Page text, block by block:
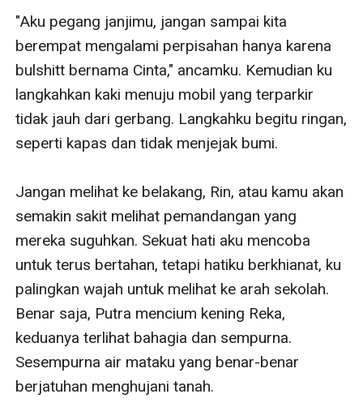
"Aku pegang janjimu, jangan sampai kita
berempat mengalami perpisahan hanya karena
bulshitt bernama Cinta," ancamku. Kemudian ku
langkahkan kaki menuju mobil yang terparkir
tidak jauh dari gerbang. Langkahku begitu ringan,
seperti kapas dan tidak menjejak bumi.
Jangan melihat ke belakang, Rin, atau kamu akan
semakin sakit melihat pemandangan yang
mereka suguhkan. Sekuat hati aku mencoba
untuk terus bertahan, tetapi hatiku berkhianat, ku
palingkan wajah untuk melihat ke arah sekolah.
Benar saja, Putra mencium kening Reka,
keduanya terlihat bahagia dan sempurna.
Sesempurna air mataku yang benar-benar
berjatuhan menghujani tanah.